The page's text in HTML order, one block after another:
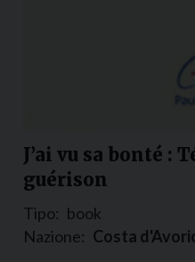
J’ai vu sa bonté :
guérison
Tipo: book
Nazione: Costa